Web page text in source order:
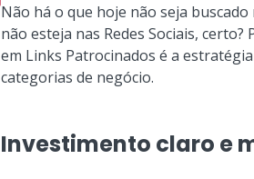
Não há o que hoje não seja
não esteja nas Redes Sociais,
em Links Patrocinados é a
categorias de negócio.
Investimento claro e